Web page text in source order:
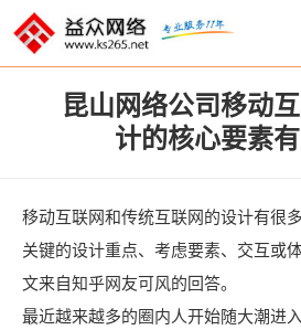
昆山网络公司移动
计的核心要素有
移动互联网和传统互联网的设计有很
关键的设计重点、考虑要素、交互或
文来自知乎网友可风的回答。
最近越来越多的圈内人开始随大潮进